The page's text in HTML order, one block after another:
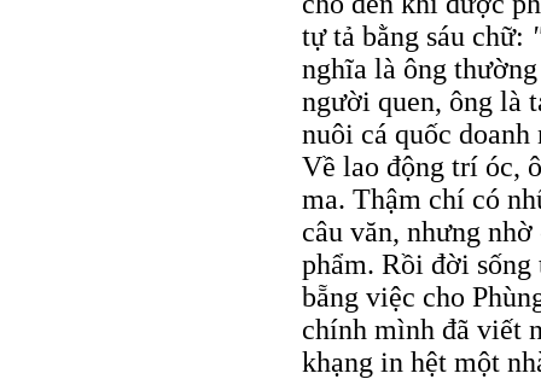
tự tả bằng sáu chữ:
nghĩa là ông
người quen, ông là
nuôi cá quốc
Về lao động trí óc,
ma. Thậm chí có
câu văn, nhưng
phẩm. Rồi đời
bẵng việc cho
chính mình đã viết
khạng in hệt một